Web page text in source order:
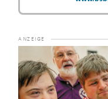
Player